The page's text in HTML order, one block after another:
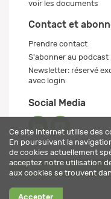
voir les documents
Contact et
Prendre contact
S'abonner au podcast
Newsletter: réservé
avec login
Social Media
Ce site Internet utilise des
En poursuivant la
de cookies actuellement
acceptez notre utilisation
aux cookies se trouvent
Accepter